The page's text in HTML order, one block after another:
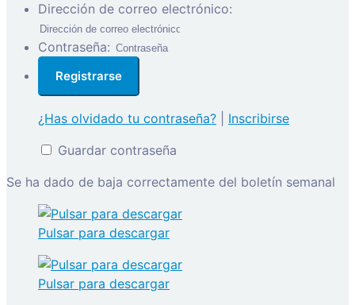
Dirección de correo electrónico:
Contraseña:
¿Has olvidado tu contraseña?
Inscribirse
Guardar contraseña
Se ha dado de baja correctamente del boletín semanal
Pulsar para descargar
Pulsar para descargar